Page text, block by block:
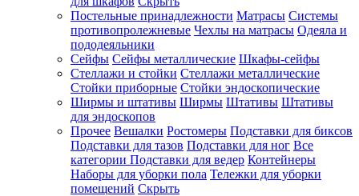
Постельные принадлежности Матрасы Системы
противопролежневые Чехлы на матрасы Одеяла и
пододеяльники
Сейфы Сейфы металлические Шкафы-сейфы
Стеллажи и стойки Стеллажи металлические
Стойки приборные Стойки эндоскопические
Ширмы и штативы Ширмы Штативы Штативы
для эндоскопов
Прочее Вешалки Ростомеры Подставки для биксов
Подставки для тазов Подставки для ног Все
категории Подставки для ведер Контейнеры
Наборы для уборки пола Тележки для уборки
помещений Скрыть